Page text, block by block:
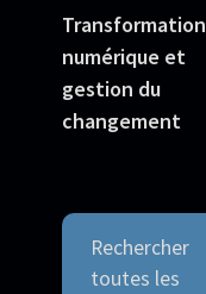
Transformation
numérique et
gestion du
changement
Rechercher
toutes les